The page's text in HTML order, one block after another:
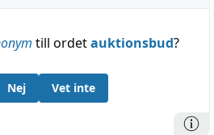
till ordetauktionsbud?
Nej Vet inte